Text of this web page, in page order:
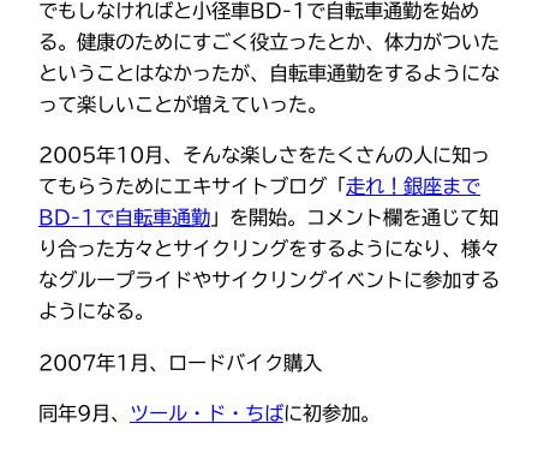
でもしなければと小径車BD-1で自転車通勤を始め
る。健康のためにすごく役立ったとか、体力がついた
ということはなかったが、自転車通勤をするようにな
って楽しいことが増えていった。
2005年10月、そんな楽しさをたくさんの人に知っ
てもらうためにエキサイトブログ「 走れ！銀座まで
BD-1で自転車通勤 」を開始。コメント欄を通じて知
り合った方々とサイクリングをするようになり、様々
なグループライドやサイクリングイベントに参加する
ようになる。
2007年1月、ロードバイク購入
同年9月、 ツール・ド・ちばに初参加。